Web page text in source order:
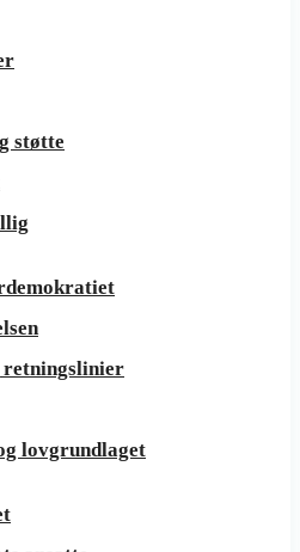
støtte
retningslinier
lovgrundlaget